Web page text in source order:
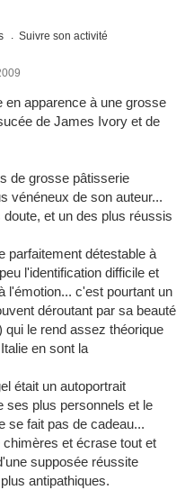
Suivre son activité
apparence à une grosse
de James Ivory et de
de grosse pâtisserie
vénéneux de son auteur...
et un des plus réussis
parfaitement détestable à
l'identification difficile et
l'émotion... c'est pourtant un
déroutant par sa beauté
le rend assez théorique
en sont la
était un autoportrait
ses plus personnels et le
se fait pas de cadeau...
et écrase tout et
supposée réussite
antipathiques.